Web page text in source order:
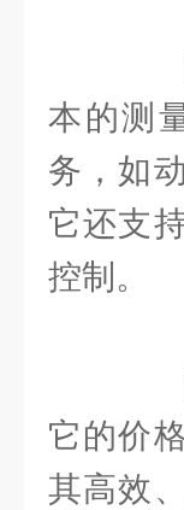
该
本的测
务，如
它还支
控制。
该
它的价
其高效